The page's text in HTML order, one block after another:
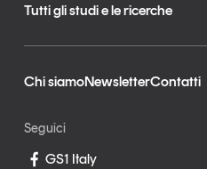
Tutti gli studi e le ricerche
Chi siamoNewsletterContatti
Seguici
GS1 Italy